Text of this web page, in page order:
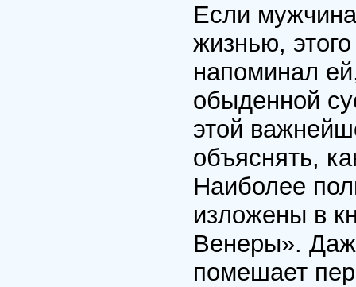
Если
жизнью,
напоминал
обыденной
этой
объяснять,
Наиболее
изложены в
Венеры».
помешает